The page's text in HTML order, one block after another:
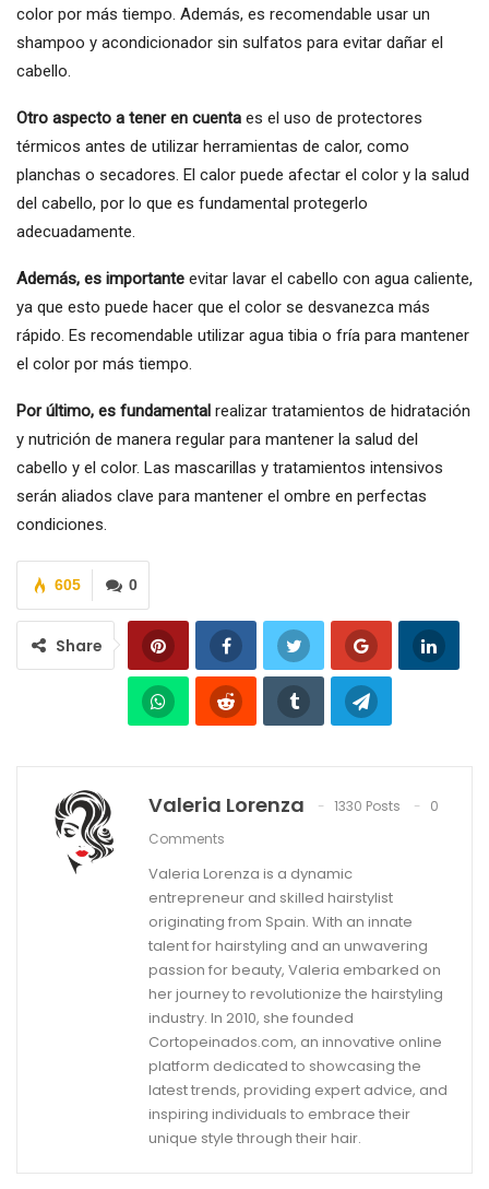
color por más tiempo. Además, es recomendable usar un
shampoo y acondicionador sin sulfatos para evitar dañar el
cabello.
Otro aspecto a tener en cuenta es el uso de protectores
térmicos antes de utilizar herramientas de calor, como
planchas o secadores. El calor puede afectar el color y la salud
del cabello, por lo que es fundamental protegerlo
adecuadamente.
Además, es importante evitar lavar el cabello con agua caliente,
ya que esto puede hacer que el color se desvanezca más
rápido. Es recomendable utilizar agua tibia o fría para mantener
el color por más tiempo.
Por último, es fundamental realizar tratamientos de hidratación
y nutrición de manera regular para mantener la salud del
cabello y el color. Las mascarillas y tratamientos intensivos
serán aliados clave para mantener el ombre en perfectas
condiciones.
0
605
Share
Valeria Lorenza 1330 Posts
0
Comments
Valeria Lorenza is a dynamic
entrepreneur and skilled hairstylist
originating from Spain. With an innate
talent for hairstyling and an unwavering
passion for beauty, Valeria embarked on
her journey to revolutionize the hairstyling
industry. In 2010, she founded
Cortopeinados.com, an innovative online
platform dedicated to showcasing the
latest trends, providing expert advice, and
inspiring individuals to embrace their
unique style through their hair.